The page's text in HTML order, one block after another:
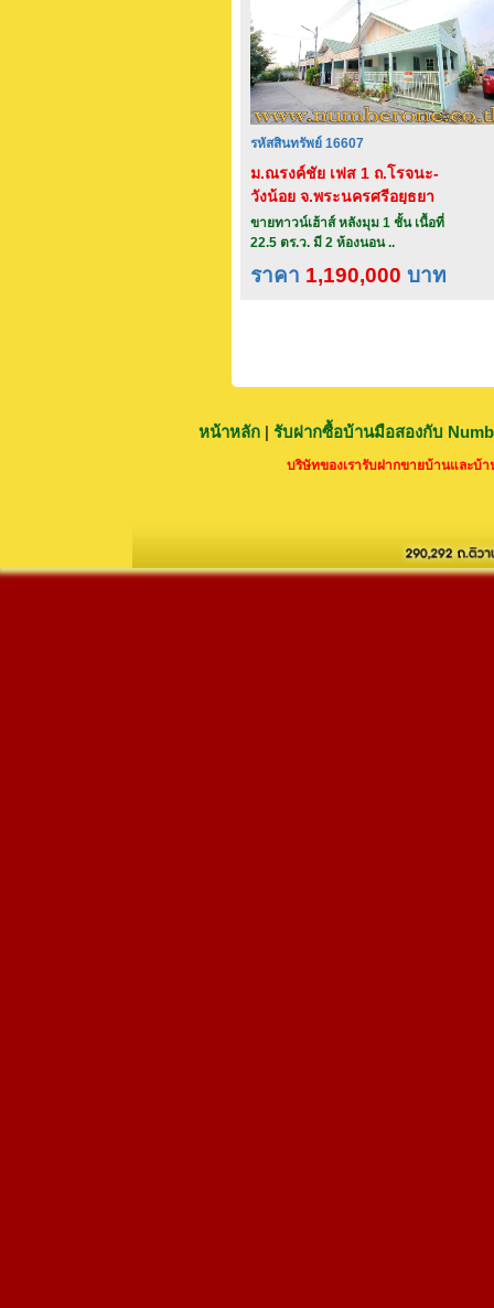
รหัสสินทรัพย์ 16607
ม.ณรงค์ชัย เฟส 1 ถ.โรจนะ-
วังน้อย จ.พระนครศรีอยุธยา
ขายทาวน์เฮ้าส์ หลังมุม 1 ชั้น เนื้อที่
22.5 ตร.ว. มี 2 ห้องนอน ..
ราคา 1,190,000 บาท
หน้าหลัก | รับฝากซื้อบ้านมือสองกับ
บริษัทของเรารับฝากขายบ้านและบ้